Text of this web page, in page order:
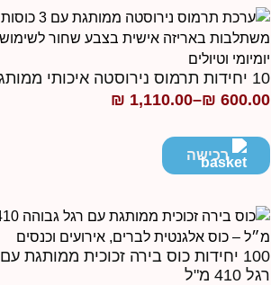
10 יחידות תרמוס נירוסטה איכותי ממותג
₪ 600.00
–
₪ 1,110.00
טווח
מחירים:
עד
רכישה
100 יחידות כוס בירה זכוכית ממותגת עם
רגל 410 מ"ל